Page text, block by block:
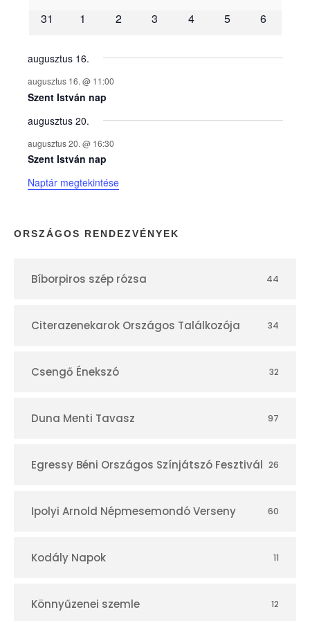
n
y
e
k
n
a
p
r
31
1 2 3 4 5 6
augusztus 16.
augusztus 16. @ 11:00
Szent István nap
augusztus 20.
augusztus 20. @ 16:30
Szent István nap
Naptár megtekintése
ORSZÁGOS RENDEZVÉNYEK
Bíborpiros szép rózsa 44
Citerazenekarok Országos Találkozója 34
Csengő Énekszó 32
Duna Menti Tavasz 97
Egressy Béni Országos Színjátszó Fesztivál 26
Ipolyi Arnold Népmesemondó Verseny 60
Kodály Napok 11
Könnyűzenei szemle 12